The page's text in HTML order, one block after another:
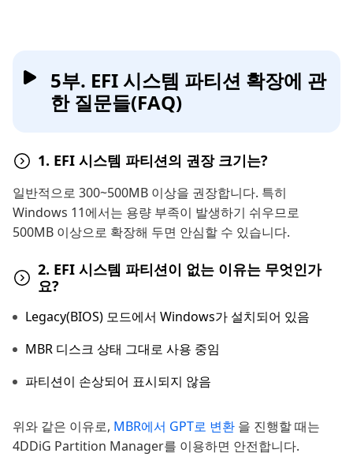
5부. EFI 시스템 파티션 확장에 관
한 질문들(FAQ)
1. EFI 시스템 파티션의 권장 크기는?
일반적으로 300~500MB 이상을 권장합니다. 특히
Windows 11에서는 용량 부족이 발생하기 쉬우므로
500MB 이상으로 확장해 두면 안심할 수 있습니다.
2. EFI 시스템 파티션이 없는 이유는 무엇인가
요?
Legacy(BIOS) 모드에서 Windows가 설치되어 있음
MBR 디스크 상태 그대로 사용 중임
파티션이 손상되어 표시되지 않음
위와 같은 이유로, MBR에서 GPT로 변환 을 진행할 때는
4DDiG Partition Manager를 이용하면 안전합니다.